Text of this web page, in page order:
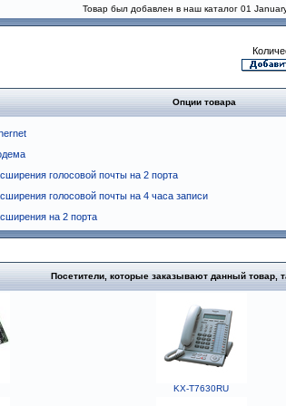
Товар был добавлен в наш каталог 01
Опции товара
голосовой почты на 2 порта
голосовой почты на 4 часа записи
на 2 порта
Посетители, которые заказывают данный товар,
KX-T7630RU